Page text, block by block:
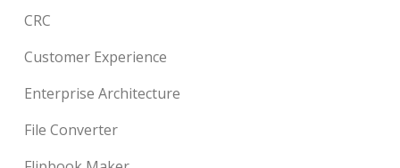
CRC
Customer Experience
Enterprise Architecture
File Converter